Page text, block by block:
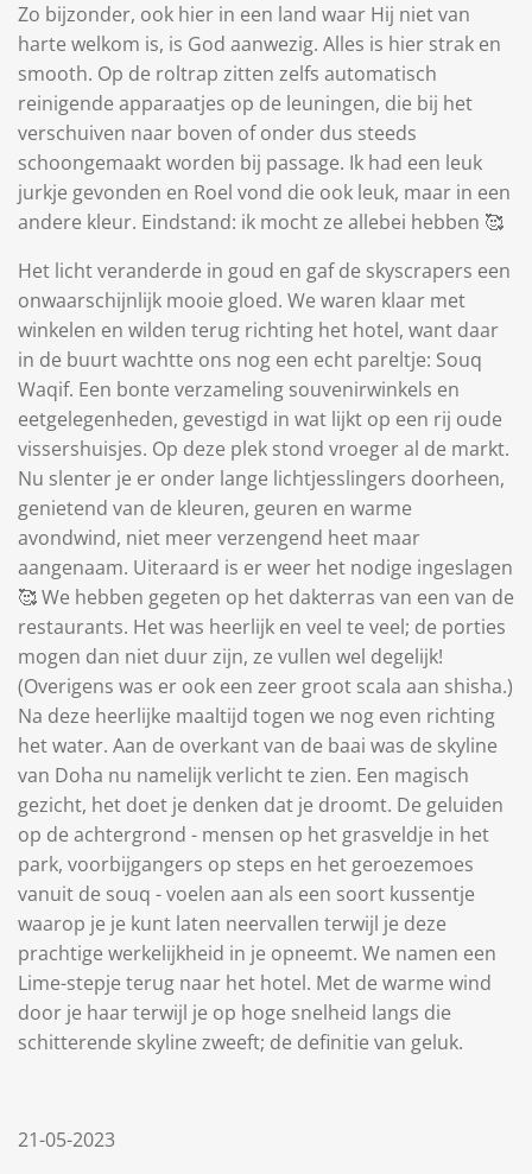
Zo bijzonder, ook hier in een land waar Hij niet van
harte welkom is, is God aanwezig. Alles is hier strak en
smooth. Op de roltrap zitten zelfs automatisch
reinigende apparaatjes op de leuningen, die bij het
verschuiven naar boven of onder dus steeds
schoongemaakt worden bij passage. Ik had een leuk
jurkje gevonden en Roel vond die ook leuk, maar in een
andere kleur. Eindstand: ik mocht ze allebei hebben 🥰
Het licht veranderde in goud en gaf de skyscrapers een
onwaarschijnlijk mooie gloed. We waren klaar met
winkelen en wilden terug richting het hotel, want daar
in de buurt wachtte ons nog een echt pareltje: Souq
Waqif. Een bonte verzameling souvenirwinkels en
eetgelegenheden, gevestigd in wat lijkt op een rij oude
vissershuisjes. Op deze plek stond vroeger al de markt.
Nu slenter je er onder lange lichtjesslingers doorheen,
genietend van de kleuren, geuren en warme
avondwind, niet meer verzengend heet maar
aangenaam. Uiteraard is er weer het nodige ingeslagen
🥰 We hebben gegeten op het dakterras van een van de
restaurants. Het was heerlijk en veel te veel; de porties
mogen dan niet duur zijn, ze vullen wel degelijk!
(Overigens was er ook een zeer groot scala aan shisha.)
Na deze heerlijke maaltijd togen we nog even richting
het water. Aan de overkant van de baai was de skyline
van Doha nu namelijk verlicht te zien. Een magisch
gezicht, het doet je denken dat je droomt. De geluiden
op de achtergrond - mensen op het grasveldje in het
park, voorbijgangers op steps en het geroezemoes
vanuit de souq - voelen aan als een soort kussentje
waarop je je kunt laten neervallen terwijl je deze
prachtige werkelijkheid in je opneemt. We namen een
Lime-stepje terug naar het hotel. Met de warme wind
door je haar terwijl je op hoge snelheid langs die
schitterende skyline zweeft; de definitie van geluk.
21-05-2023